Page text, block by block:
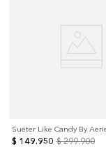
Suéter Like Candy By
$ 149.950 $ 299.900